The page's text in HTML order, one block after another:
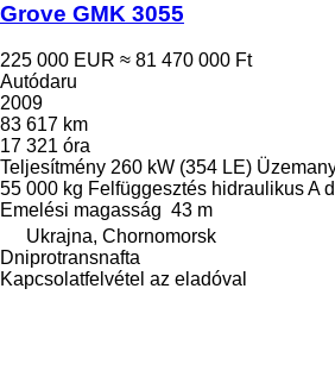
Grove GMK 3055
225 000 EUR ≈ 81 470 000 Ft
Autódaru
2009
83 617 km
17 321 óra
Teljesítmény 260 kW (354 LE)
55 000 kg Felfüggesztés hidraulikusA
Emelési magasság 43 m
Ukrajna, Chornomorsk
Dniprotransnafta
Kapcsolatfelvétel az eladóval